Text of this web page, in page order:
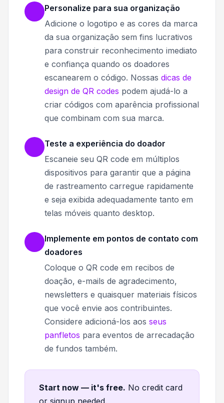
Personalize para sua organização
Adicione o logotipo e as cores da marca
da sua organização sem fins lucrativos
para construir reconhecimento imediato
e confiança quando os doadores
escanearem o código. Nossas dicas de
design de QR codes podem ajudá-lo a
criar códigos com aparência profissional
que combinam com sua marca.
Teste a experiência do doador
Escaneie seu QR code em múltiplos
dispositivos para garantir que a página
de rastreamento carregue rapidamente
e seja exibida adequadamente tanto em
telas móveis quanto desktop.
Implemente em pontos de contato com
doadores
Coloque o QR code em recibos de
doação, e-mails de agradecimento,
newsletters e quaisquer materiais físicos
que você envie aos contribuintes.
Considere adicioná-los aos seus
panfletos para eventos de arrecadação
de fundos também.
Start now — it's free. No credit card